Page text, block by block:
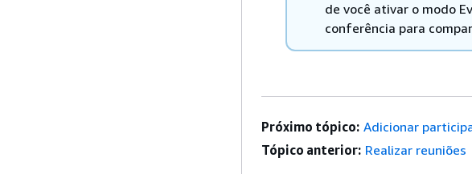
de você ativar o modo
conferência para
Próximo tópico: Adicionar
Tópico anterior: Realizar reuniões